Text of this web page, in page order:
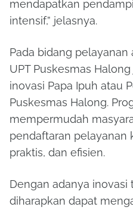
mendapatkan
intensif,” jelasnya.
Pada bidang
UPT Puskesmas
inovasi Papa Ipuh atau
Puskesmas Halong.
mempermudah
pendaftaran pelayanan
praktis, dan efisien.
Dengan adanya inovasi
diharapkan dapat